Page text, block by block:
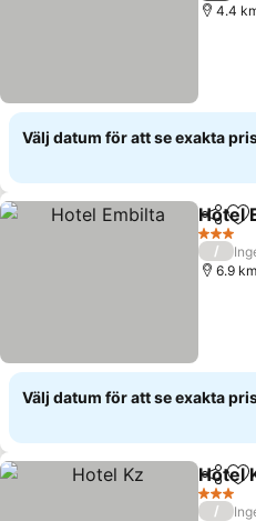
4.4
Välj datum för att se exakta
Dela
Hotel
3 Stjärnor
/
6.9
Välj datum för att se exakta
Dela
Hotel
3 Stjärnor
/